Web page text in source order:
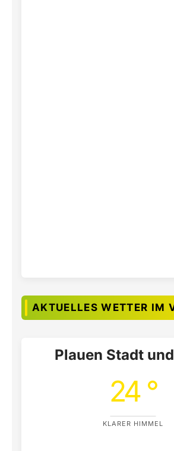
AKTUELLES WETTER IM
Plauen Stadt
24 °
KLARER HIMMEL